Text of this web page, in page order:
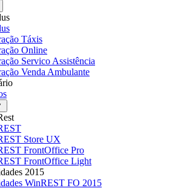
Táxis
Online
Servico Assistência
Venda Ambulante
Store UX
FrontOffice Pro
FrontOffice Light
2015
WinREST FO 2015